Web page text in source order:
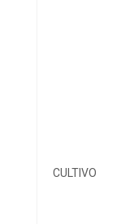
CULTIVO